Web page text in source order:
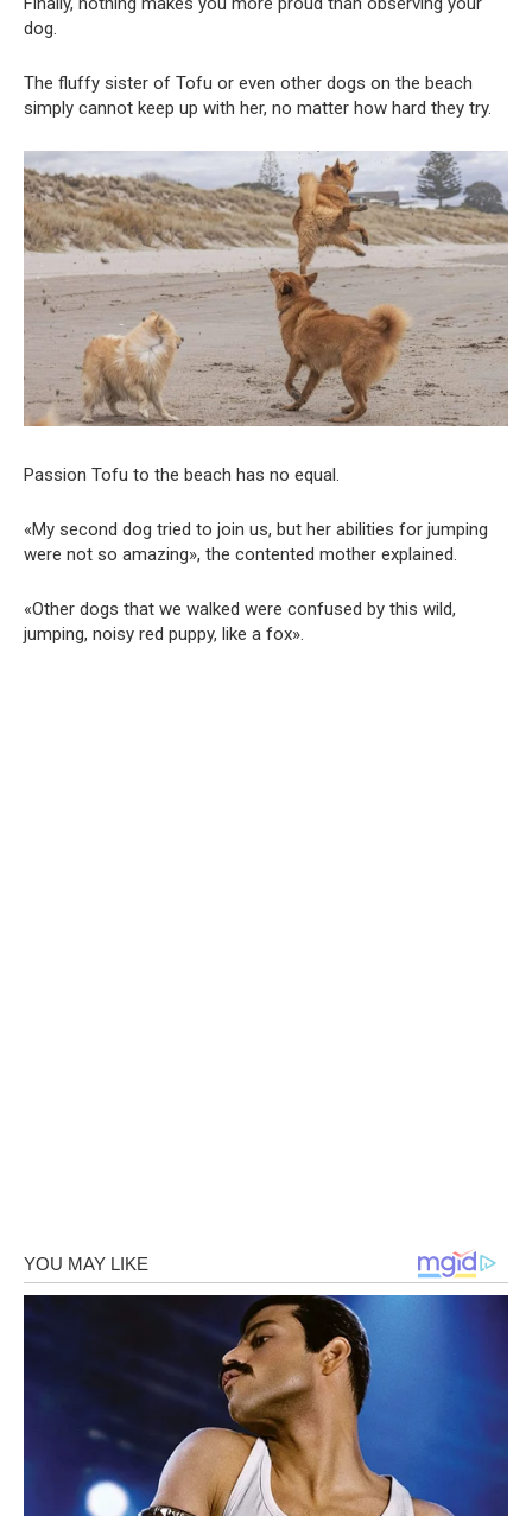
dog.
The fluffy sister of Tofu or even other dogs on the beach
simply cannot keep up with her, no matter how hard they try.
Passion Tofu to the beach has no equal.
«My second dog tried to join us, but her abilities for jumping
were not so amazing», the contented mother explained.
«Other dogs that we walked were confused by this wild,
jumping, noisy red puppy, like a fox».